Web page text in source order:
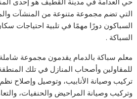
التي تضم مجموعة متنوعة من المنشآت
السباكون دورًا مهمًا في تلبية احتياجات
السباكة .
معلم سباكة بالدمام يقدمون مجموعة
للمقاولين وأصحاب المنازل في تلك
تركيب وصيانة الأنابيب، وتوصيل وإصلاح
وتركيب وصيانة المراحيض والحنفيات،